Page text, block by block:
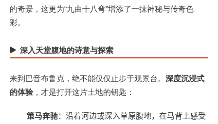
的奇景，这更为“九曲十八弯”增添了一抹神秘与传奇色
彩。
深入天堂腹地的诗意与探索
来到巴音布鲁克，绝不能仅仅止步于观景台。‌ 深度沉浸式
的体验 ‌，才是打开这片土地的钥匙：
策马奔驰‌：沿着河边或深入草原腹地，在马背上感受